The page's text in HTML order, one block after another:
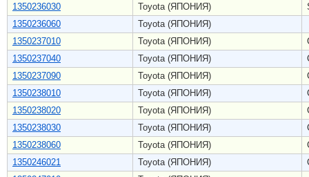
1350236030
Toyota (ЯПОНИЯ)
1350236060
Toyota (ЯПОНИЯ)
1350237010
Toyota (ЯПОНИЯ)
1350237040
Toyota (ЯПОНИЯ)
1350237090
Toyota (ЯПОНИЯ)
1350238010
Toyota (ЯПОНИЯ)
1350238020
Toyota (ЯПОНИЯ)
1350238030
Toyota (ЯПОНИЯ)
1350238060
Toyota (ЯПОНИЯ)
1350246021
Toyota (ЯПОНИЯ)